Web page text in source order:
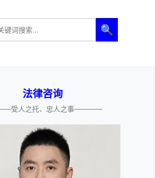
🔍
法律咨询
受人之托、忠人之事————